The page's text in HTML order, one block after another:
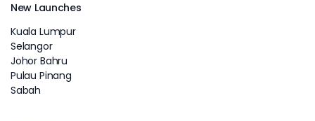
New Launches
Kuala Lumpur
Selangor
Johor Bahru
Pulau Pinang
Sabah